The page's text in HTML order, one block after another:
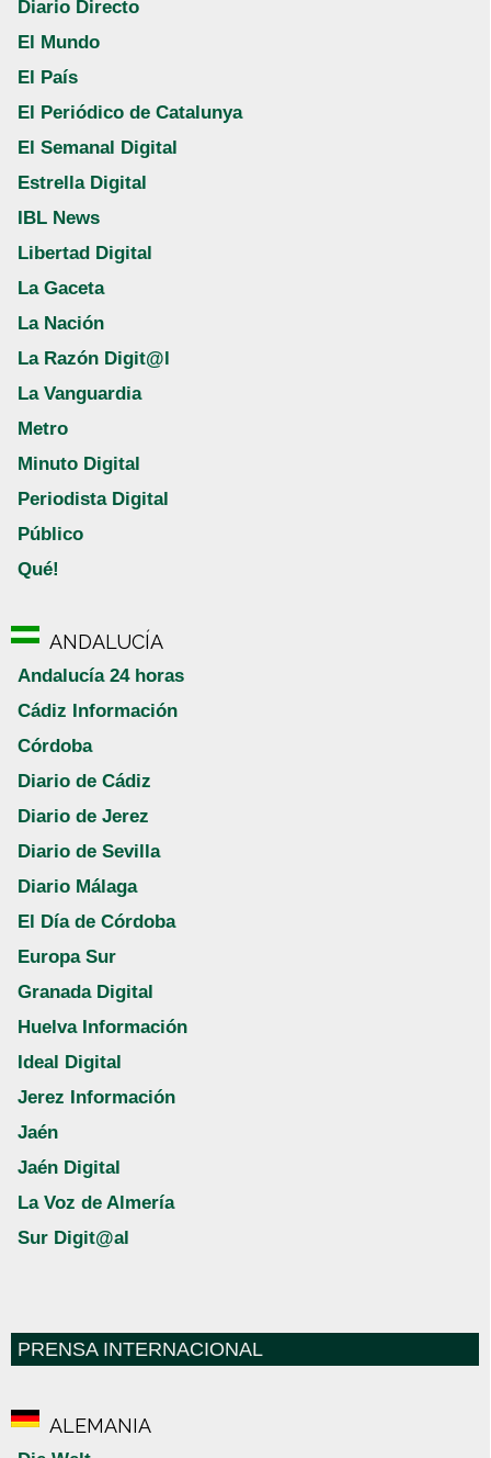
Diario Directo
El Mundo
El País
El Periódico de Catalunya
El Semanal Digital
Estrella Digital
IBL News
Libertad Digital
La Gaceta
La Nación
La Razón Digit@l
La Vanguardia
Metro
Minuto Digital
Periodista Digital
Público
Qué!
ANDALUCÍA
Andalucía 24 horas
Cádiz Información
Córdoba
Diario de Cádiz
Diario de Jerez
Diario de Sevilla
Diario Málaga
El Día de Córdoba
Europa Sur
Granada Digital
Huelva Información
Ideal Digital
Jerez Información
Jaén
Jaén Digital
La Voz de Almería
Sur Digit@al
PRENSA INTERNACIONAL
ALEMANIA